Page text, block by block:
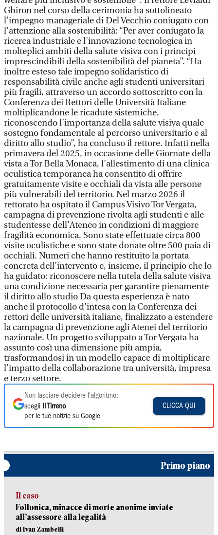
Ghiron nel corso della cerimonia ha sottolineato
l’impegno manageriale di Del Vecchio coniugato con
l’attenzione alla sostenibilità: “Per aver coniugato la
ricerca industriale e l’innovazione tecnologica in
molteplici ambiti della salute visiva con i principi
imprescindibili della sostenibilità del pianeta”. “Ha
inoltre esteso tale impegno solidaristico di
responsabilità civile anche agli studenti universitari
più fragili, attraverso un accordo sottoscritto con la
Conferenza dei Rettori delle Università Italiane
moltiplicandone le ricadute sistemiche,
riconoscendo l’importanza della salute visiva quale
sostegno fondamentale al percorso universitario e al
diritto allo studio”, ha concluso il rettore. Infatti nella
primavera del 2025, in occasione delle Giornate della
vista a Tor Bella Monaca, l’allestimento di una clinica
oculistica temporanea ha consentito di offrire
gratuitamente visite e occhiali da vista alle persone
più vulnerabili del territorio. Nel marzo 2026 il
rettorato ha ospitato il Campus Visivo Tor Vergata,
campagna di prevenzione rivolta agli studenti e alle
studentesse dell’Ateneo in condizioni di maggiore
fragilità economica. Sono state effettuate circa 800
visite oculistiche e sono state donate oltre 500 paia di
occhiali. Numeri che hanno restituito la portata
concreta dell’intervento e, insieme, il principio che lo
ha guidato: riconoscere nella tutela della salute visiva
una condizione necessaria per garantire pienamente
il diritto allo studio Da questa esperienza è nato
anche il protocollo d’intesa con la Conferenza dei
rettori delle università italiane, finalizzato a estendere
la campagna di prevenzione agli Atenei del territorio
nazionale. Un progetto sviluppato a Tor Vergata ha
assunto così una dimensione più ampia,
trasformandosi in un modello capace di moltiplicare
l’impatto della collaborazione tra università, impresa
e terzo settore.
Non lasciare decidere l'algoritmo:
scegli
Il Tirreno
per le tue notizie su Google
CLICCA QUI
Primo piano
Il caso
Follonica, minacce di morte anonime inviate
all’assessore alla legalità
di Ivan Zambelli